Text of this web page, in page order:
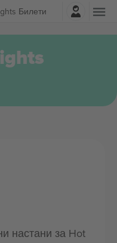
Билети
се
настани за Hot